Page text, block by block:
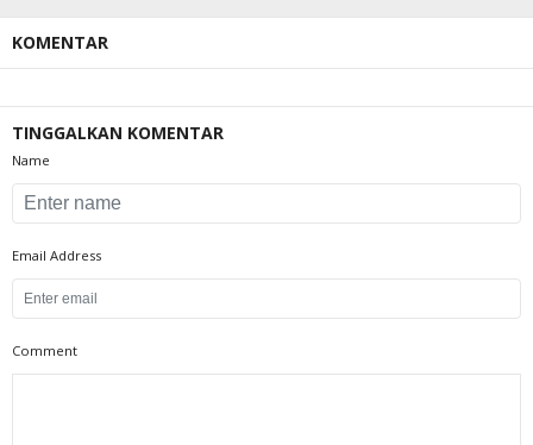
KOMENTAR
TINGGALKAN KOMENTAR
Name
Email Address
Comment